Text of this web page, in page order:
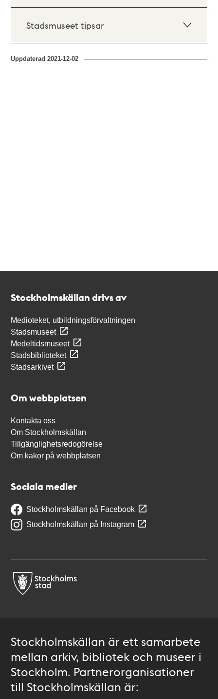
Stadsmuseet tipsar
Uppdaterad2021-12-02
Stockholmskällan drivs av
Medioteket, utbildningsförvaltningen
Stadsmuseet
Medeltidsmuseet
Stadsbiblioteket
Stadsarkivet
Om webbplatsen
Kontakta oss
Om Stockholmskällan
Tillgänglighetsredogörelse
Om kakor på webbplatsen
Sociala medier
Stockholmskällan på Facebook
Stockholmskällan på Instagram
Stockholmskällan är ett samarbete
mellan arkiv, bibliotek och museer i
Stockholm. Partnerorganisationer
till Stockholmskällan är: